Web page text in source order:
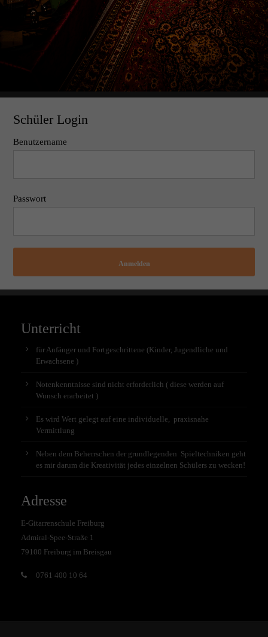
Schüler Login
Benutzername
Passwort
Anmelden
Unterricht
für Anfänger und Fortgeschrittene (Kinder, Jugendliche und
Erwachsene )
Notenkenntnisse sind nicht erforderlich ( diese werden auf
Wunsch erarbeitet )
Es wird Wert gelegt auf eine individuelle, praxisnahe
Vermittlung
Neben dem Beherrschen der grundlegenden Spieltechniken geht
es mir darum die Kreativität jedes einzelnen Schülers zu wecken!
Adresse
E-Gitarrenschule Freiburg
Admiral-Spee-Straße 1
79100 Freiburg im Breisgau
0761 400 10 64